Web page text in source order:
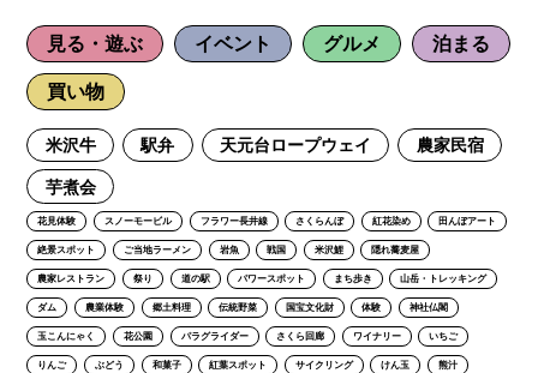
見る・遊ぶ イベント グルメ 泊まる
買い物
米沢牛 駅弁 天元台ロープウェイ 農家民宿
芋煮会
花見体験 スノーモービル フラワー長井線 さくらんぼ 紅花染め 田んぼアート
絶景スポット ご当地ラーメン 岩魚 戦国 米沢鯉 隠れ蕎麦屋
農家レストラン 祭り 道の駅 パワースポット まち歩き 山岳・トレッキング
ダム 農業体験 郷土料理 伝統野菜 国宝文化財 体験 神社仏閣
玉こんにゃく 花公園 パラグライダー さくら回廊 ワイナリー いちご
りんご ぶどう 和菓子 紅葉スポット サイクリング けん玉 熊汁